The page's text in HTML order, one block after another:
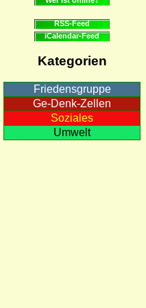
RSS-Feed
iCalendar-Feed
Kategorien
Friedensgruppe
Ge-Denk-Zellen
Soziales
Umwelt